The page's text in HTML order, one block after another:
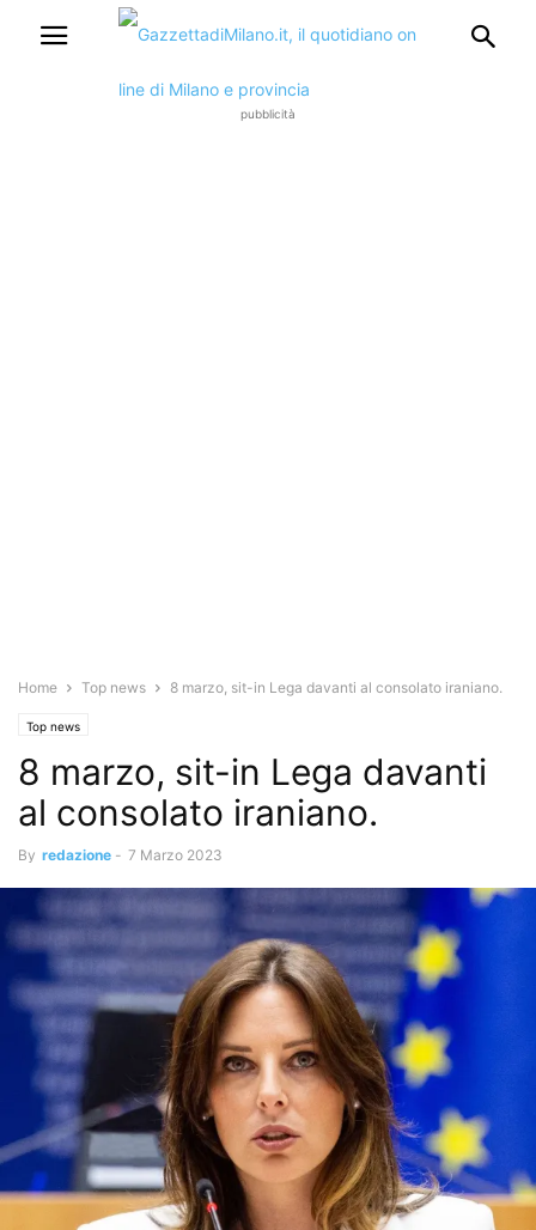
pubblicità
Home Top news 8 marzo, sit-in Lega davanti al consolato iraniano.
Top news
8 marzo, sit-in Lega davanti
al consolato iraniano.
By redazione - 7 Marzo 2023